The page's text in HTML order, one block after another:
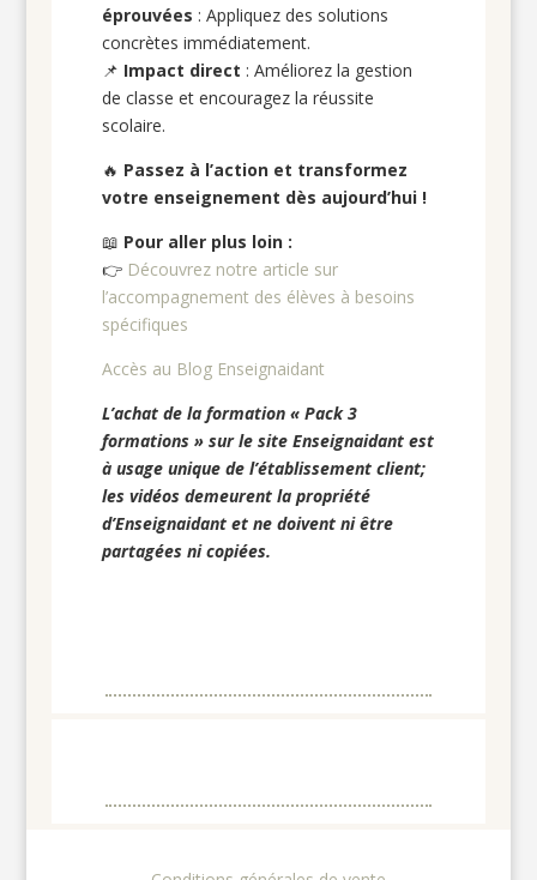
éprouvées : Appliquez des solutions
concrètes immédiatement.
📌 Impact direct : Améliorez la gestion
de classe et encouragez la réussite
scolaire.
🔥 Passez à l’action et transformez
votre enseignement dès aujourd’hui !
📖 Pour aller plus loin :
👉 Découvrez notre article sur
l’accompagnement des élèves à besoins
spécifiques
Accès au Blog Enseignaidant
L’achat de la formation « Pack 3
formations » sur le site Enseignaidant est
à usage unique de l’établissement client;
les vidéos demeurent la propriété
d’Enseignaidant et ne doivent ni être
partagées ni copiées.